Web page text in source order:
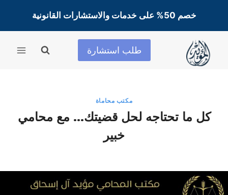
المحتوى
خصم 50% على خدمات والاستشارات القانونية
طلب استشارة
مكتب محاماة
كل ما تحتاجه لحل قضيتك… مع محامي
خبير